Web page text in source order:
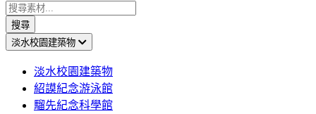
搜尋
淡水校園建築物
淡水校園建築物
紹謨紀念游泳館
騮先紀念科學館